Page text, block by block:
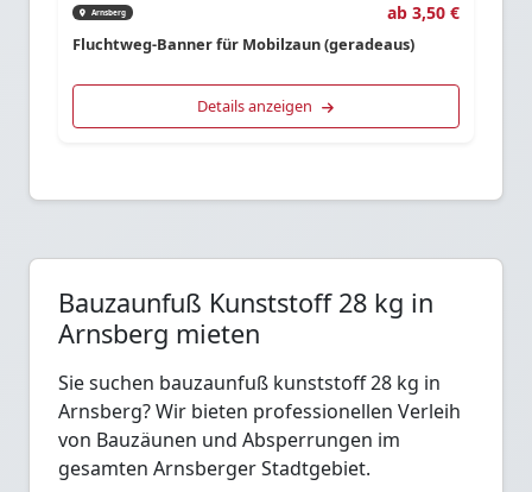
Arnsberg ab 3,50 €
Fluchtweg-Banner für Mobilzaun (geradeaus)
Details anzeigen
Bauzaunfuß Kunststoff 28 kg in
Arnsberg mieten
Sie suchen bauzaunfuß kunststoff 28 kg in
Arnsberg? Wir bieten professionellen Verleih
von Bauzäunen und Absperrungen im
gesamten Arnsberger Stadtgebiet.